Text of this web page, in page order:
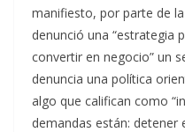
manifiesto, por parte de
denunció una “estrategia
convertir en negocio” un
denuncia una política
algo que califican como
demandas están: detener